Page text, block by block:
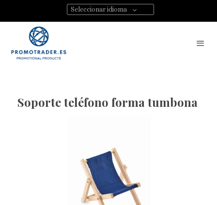
Seleccionar idioma
Soporte teléfono forma tumbona